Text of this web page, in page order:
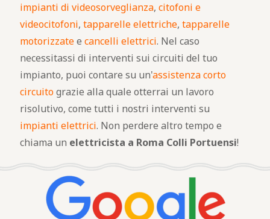
impianti di videosorveglianza, citofoni e
videocitofoni, tapparelle elettriche, tapparelle
motorizzatee cancelli elettrici. Nel caso
necessitassi di interventi sui circuiti del tuo
impianto, puoi contare su un'assistenza corto
circuitograzie alla quale otterrai un lavoro
risolutivo, come tutti i nostri interventi su
impianti elettrici. Non perdere altro tempo e
chiama un elettricista a Roma Colli Portuensi!